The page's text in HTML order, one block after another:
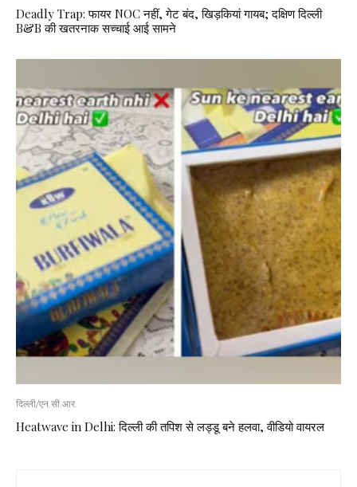
Deadly Trap: फायर NOC नहीं, गेट बंद, खिड़कियां गायब; दक्षिण दिल्ली
B&B की खतरनाक सच्चाई आई सामने
दिल्ली/एन.सी.आर.
Heatwave in Delhi: दिल्ली की तपिश से लड्डू बने हलवा, वीडियो वायरल